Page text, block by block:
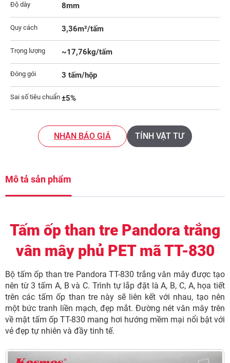
Độ dày 8mm
Quy cách 3,36m²/tấm
Trọng lượng ~17,76kg/tấm
Đóng gói 3 tấm/hộp
Sai số tiêu chuẩn ±5%
NHẬN BÁO GIÁ TÍNH VẬT TƯ
Mô tả sản phẩm
Tấm ốp than tre Pandora trắng
vân mây phủ PET mã TT-830
Bộ tấm ốp than tre Pandora TT-830 trắng vân mây được tạo
nên từ 3 tấm A, B và C. Trình tự lắp đặt là A, B, C, A, họa tiết
trên các tấm ốp than tre này sẽ liên kết với nhau, tạo nên
một bức tranh liền mạch, đẹp mắt. Đường nét vân mây trên
về mặt tấm ốp TT-830 mang hơi hướng mềm mại nổi bật với
vẻ đẹp tự nhiên và đầy tinh tế.